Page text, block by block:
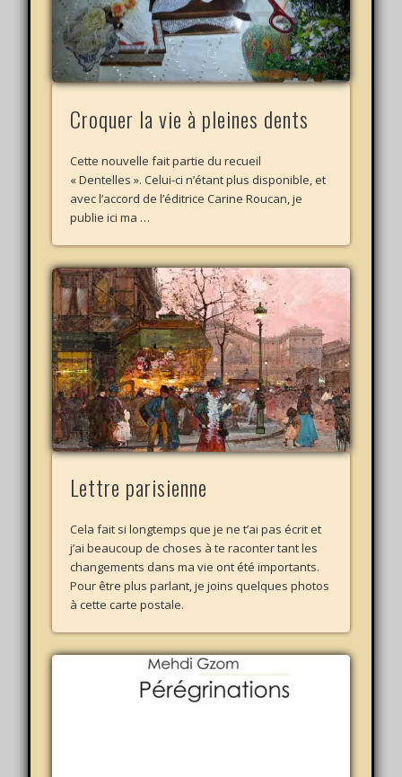
Croquer la vie à pleines dents
Cette nouvelle fait partie du recueil
« Dentelles ». Celui-ci n’étant plus disponible, et
avec l’accord de l’éditrice Carine Roucan, je
publie ici ma …
Lettre parisienne
Cela fait si longtemps que je ne t’ai pas écrit et
j’ai beaucoup de choses à te raconter tant les
changements dans ma vie ont été importants.
Pour être plus parlant, je joins quelques photos
à cette carte postale.